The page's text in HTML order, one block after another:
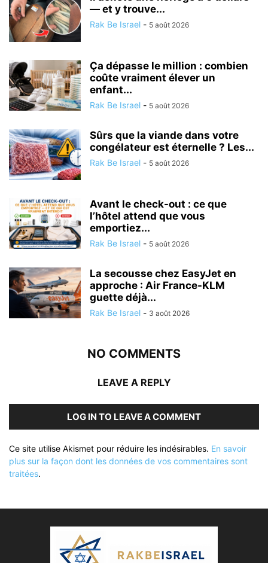
— et y trouve...
Rak Be Israel - 5 août 2026
Ça dépasse le million : combien
coûte vraiment élever un
enfant...
Rak Be Israel - 5 août 2026
Sûrs que la viande dans votre
congélateur est éternelle ? Les...
Rak Be Israel - 5 août 2026
Avant le check-out : ce que
l’hôtel attend que vous
emportiez...
Rak Be Israel - 5 août 2026
La secousse chez EasyJet en
approche : Air France-KLM
guette déjà...
Rak Be Israel - 3 août 2026
NO COMMENTS
LEAVE A REPLY
LOG IN TO LEAVE A COMMENT
Ce site utilise Akismet pour réduire les indésirables. En savoir
plus sur la façon dont les données de vos commentaires sont
traitées.